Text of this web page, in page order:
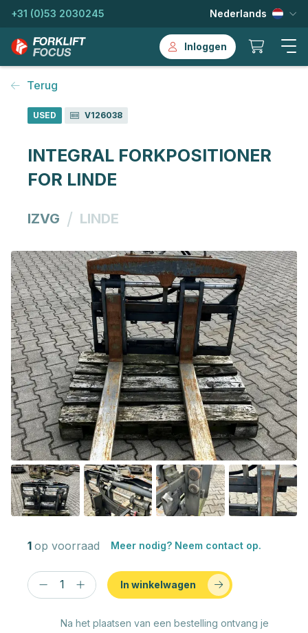
+31 (0)53 2030245 Nederlands
Inloggen
Terug
USED V126038
INTEGRAL FORKPOSITIONER
FOR LINDE
IZVG / LINDE
1 op voorraad Meer nodig? Neem contact op.
In winkelwagen
Na het plaatsen van een bestelling ontvang je